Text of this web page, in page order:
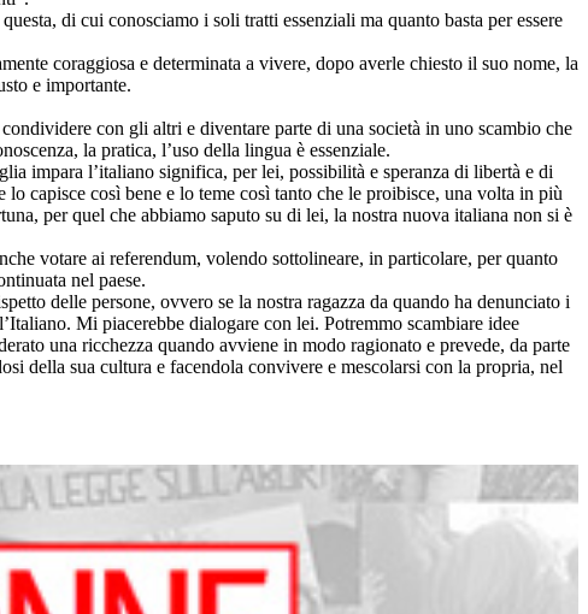
di cui conosciamo i soli tratti essenziali ma quanto basta per essere
coraggiosa e determinata a vivere, dopo averle chiesto il suo nome, la
e importante.
con gli altri e diventare parte di una società in uno scambio che
la pratica, l’uso della lingua è essenziale.
impara l’italiano significa, per lei, possibilità e speranza di libertà e di
capisce così bene e lo teme così tanto che le proibisce, una volta in più
per quel che abbiamo saputo su di lei, la nostra nuova italiana non si è
votare ai referendum, volendo sottolineare, in particolare, per quanto
nel paese.
delle persone, ovvero se la nostra ragazza da quando ha denunciato i
Mi piacerebbe dialogare con lei. Potremmo scambiare idee
una ricchezza quando avviene in modo ragionato e prevede, da parte
della sua cultura e facendola convivere e mescolarsi con la propria, nel